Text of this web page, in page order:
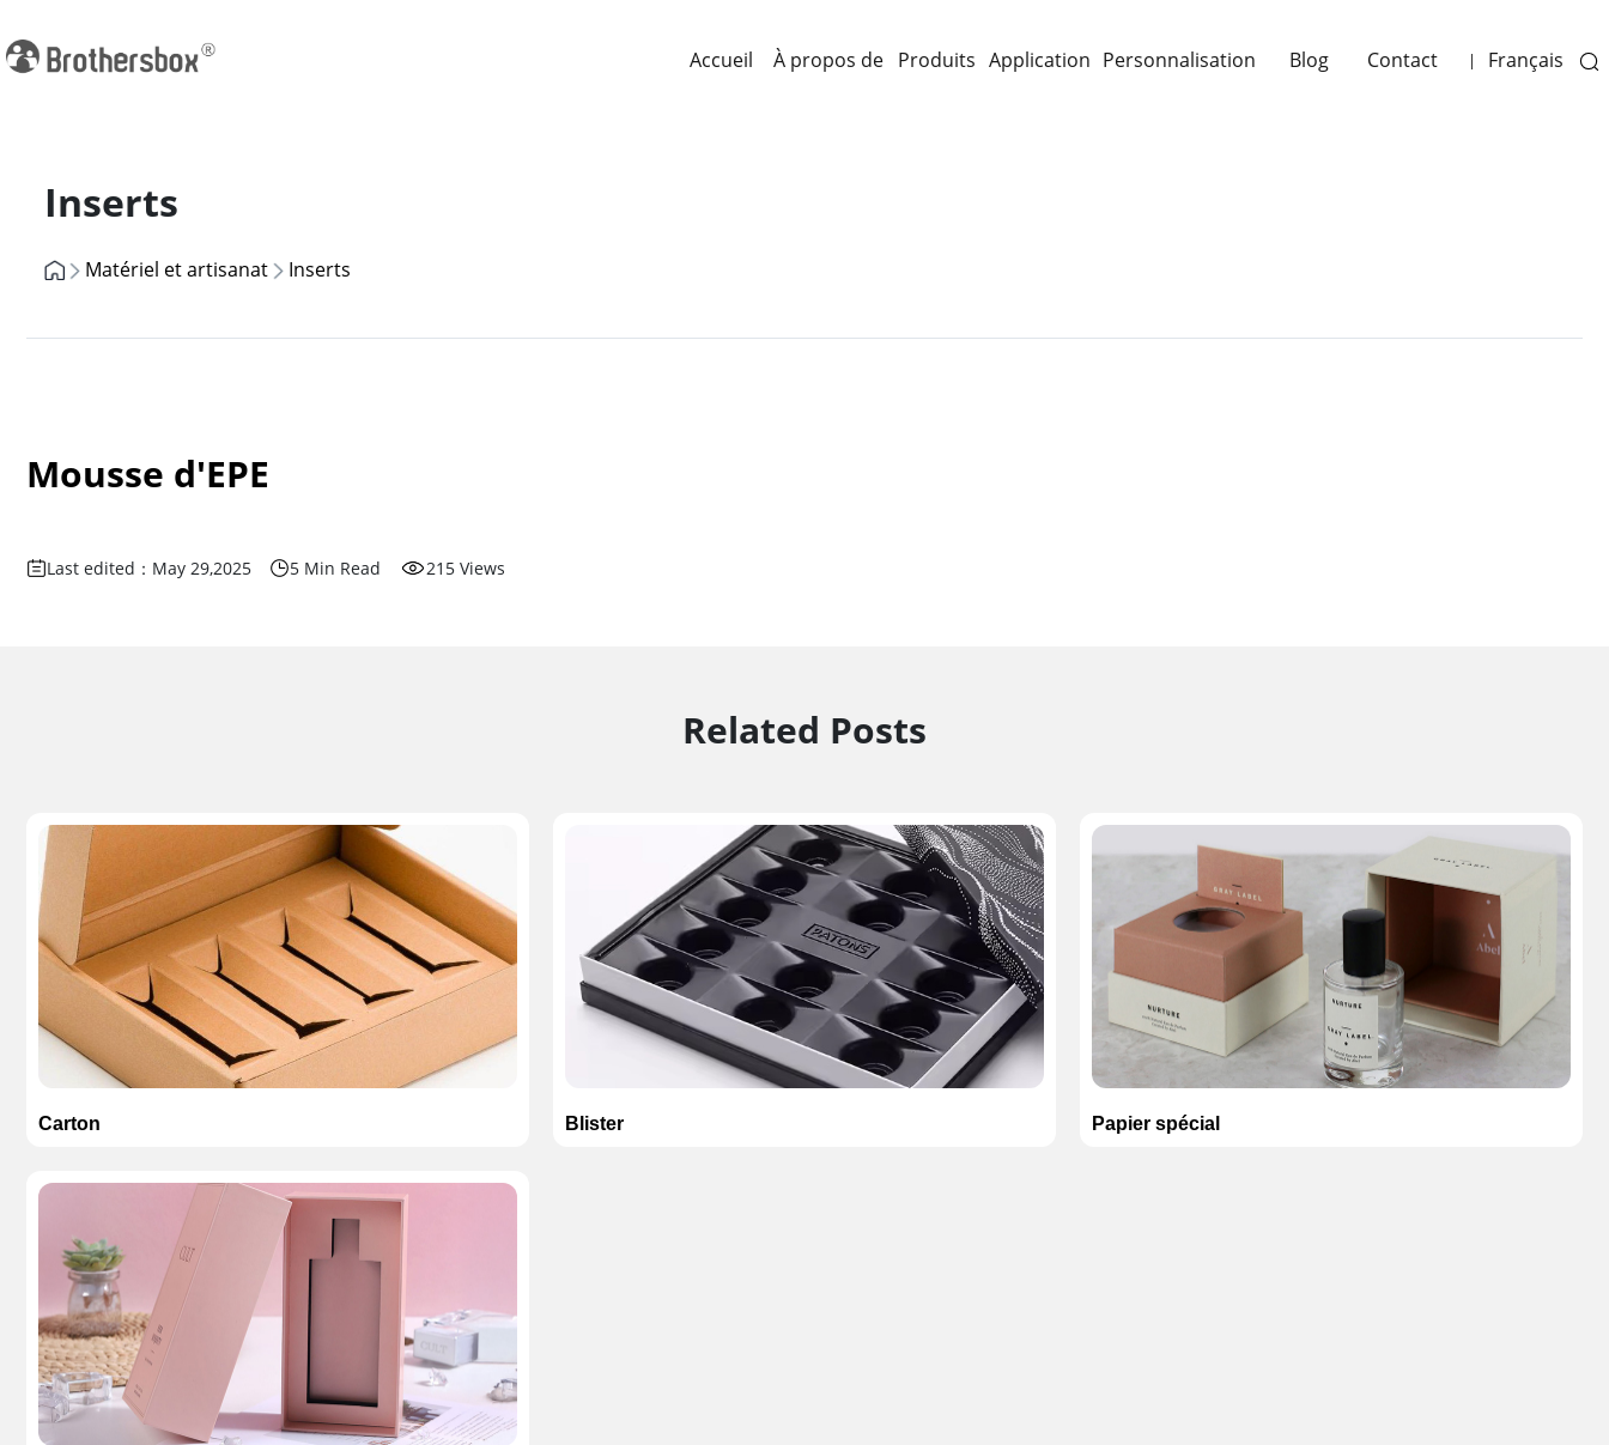
Accueil À propos de Produits Application Personnalisation Blog Contact | Français
Inserts
Matériel et artisanat Inserts
Mousse d'EPE
Last edited：May 29,2025 5 Min Read 215 Views
Related Posts
Carton Blister Papier spécial